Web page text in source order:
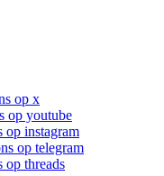
op x
op youtube
op instagram
op telegram
op threads